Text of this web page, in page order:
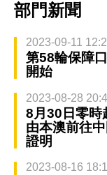
部門新聞
2023-09-11
第58輪保障
開始
2023-08-28
8月30日零時
由本澳前往
證明
2023-08-16